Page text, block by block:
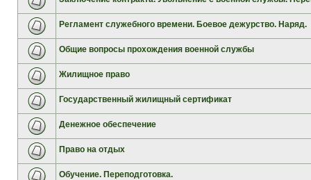
Регламент служебного времени. Боевое дежурство. Наряд.
Общие вопросы прохождения военной службы
Жилищное право
Государственный жилищный сертификат
Денежное обеспечение
Право на отдых
Обучение. Переподготовка.